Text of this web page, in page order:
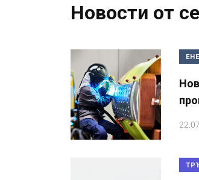
Новости от